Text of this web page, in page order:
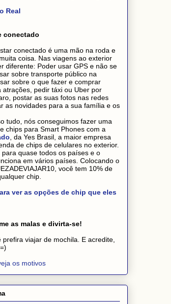
Real
conectado
conectado é uma mão na roda e
coisa. Nas viagens ao exterior
diferente: Poder usar GPS e não se
sobre transporte público na
sobre o que fazer e comprar
atrações, pedir táxi ou Uber por
postar as suas fotos nas redes
as novidades para a sua família e os
tudo, nós conseguimos fazer uma
chips para Smart Phones com a
, da Yes Brasil, a maior empresa
de chips de celulares no exterior.
para quase todos os países e o
em vários países. Colocando o
você tem 10% de
chip.
ver as opções de chip que eles
as malas e divirta-se!
prefira viajar de mochila. E acredite,
os motivos